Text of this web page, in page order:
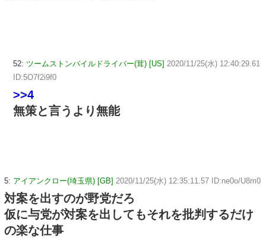
52: ツームストンパイルドライバー(茸) [US] 2020/11/25(水) 12:40:29.61
ID:5O7f2i9f0
>>4
無策と言うより無能
5: アイアンクロー(埼玉県) [GB] 2020/11/25(水) 12:35:11.57 ID:ne0o/U8m0
対案を出すのが野党だろ
仮に与党が対案を出してもそれを批判するだけ
の楽な仕事